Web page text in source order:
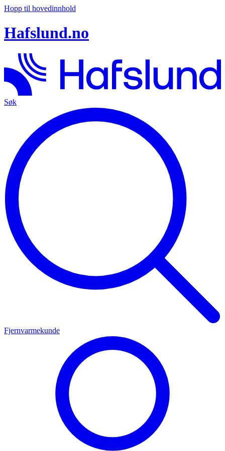
Hopp til hovedinnhold
Hafslund.no
Søk
Fjernvarmekunde